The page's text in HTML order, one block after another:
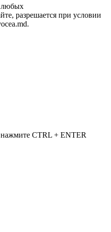
любых
разрешается при условии
CTRL + ENTER